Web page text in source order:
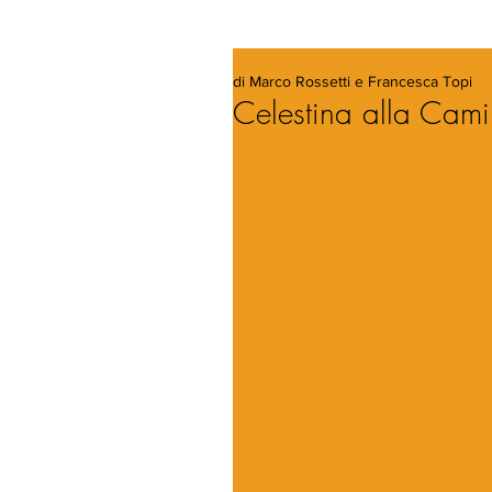
Celestina alla
di Marco Rossetti e Francesca Topi